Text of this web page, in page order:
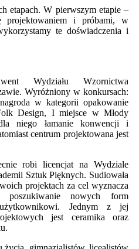
etapach. W pierwszym etapie –
projektowaniem i próbami, w
te doświadczenia i
Wydziału Wzornictwa
Wyróżniony w konkursach:
w kategorii opakowanie
Design, I miejsce w Młody
niego łamanie konwencji i
centrum projektowana jest
robi licencjat na Wydziale
Sztuk Pięknych. Sudiowała
projektach za cel wyznacza
poszukiwanie nowych form
Jednym z jej
jest ceramika oraz